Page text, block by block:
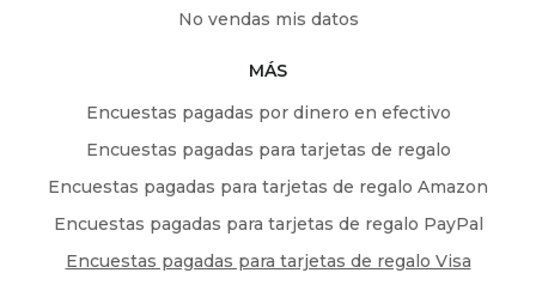
No vendas mis datos
MÁS
Encuestas pagadas por dinero en efectivo
Encuestas pagadas para tarjetas de regalo
Encuestas pagadas para tarjetas de regalo Amazon
Encuestas pagadas para tarjetas de regalo PayPal
Encuestas pagadas para tarjetas de regalo Visa